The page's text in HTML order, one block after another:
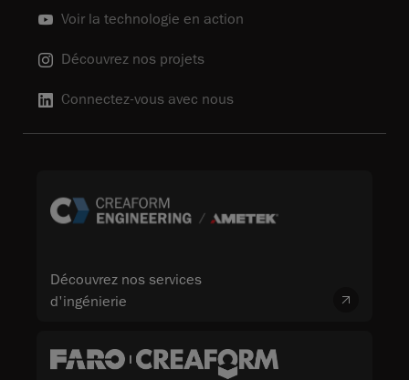
Voir la technologie en action
Découvrez nos projets
Connectez-vous avec nous
Découvrez nos services
d'ingénierie